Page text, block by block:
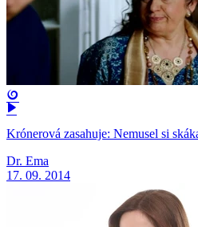
Krónerová zasahuje: Nemusel si
Dr. Ema
17. 09. 2014